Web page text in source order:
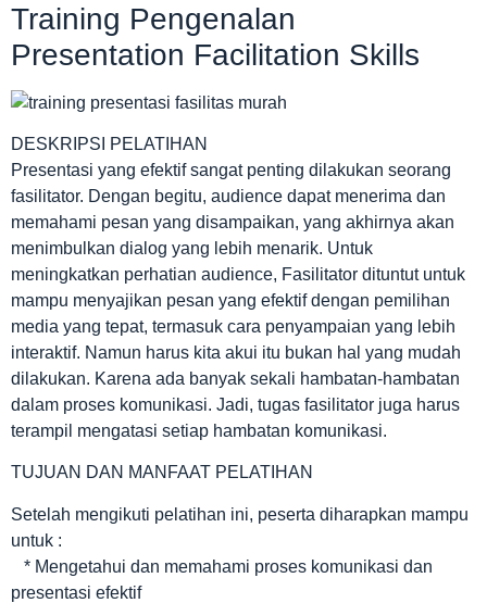
Training Pengenalan
Presentation Facilitation Skills
DESKRIPSI PELATIHAN
Presentasi yang efektif sangat penting dilakukan seorang
fasilitator. Dengan begitu, audience dapat menerima dan
memahami pesan yang disampaikan, yang akhirnya akan
menimbulkan dialog yang lebih menarik. Untuk
meningkatkan perhatian audience, Fasilitator dituntut untuk
mampu menyajikan pesan yang efektif dengan pemilihan
media yang tepat, termasuk cara penyampaian yang lebih
interaktif. Namun harus kita akui itu bukan hal yang mudah
dilakukan. Karena ada banyak sekali hambatan-hambatan
dalam proses komunikasi. Jadi, tugas fasilitator juga harus
terampil mengatasi setiap hambatan komunikasi.
TUJUAN DAN MANFAAT PELATIHAN
Setelah mengikuti pelatihan ini, peserta diharapkan mampu
untuk :
* Mengetahui dan memahami proses komunikasi dan
presentasi efektif